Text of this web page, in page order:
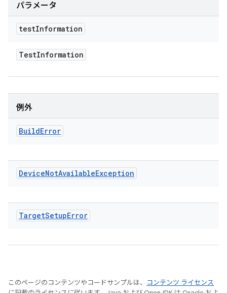
パラメータ
testInformation
TestInformation
例外
BuildError
DeviceNotAvailableException
TargetSetupError
このページのコンテンツやコードサンプルは、
コンテンツ ライセンス